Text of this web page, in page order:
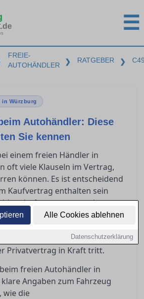
Alle Cookies ablehnen
Datenschutzerklärung
.de ☰
FREIE-
AUTOHÄNDLER
❯ RATGEBER ❯
in Würzburg
Autohändler: Diese
Sie kennen
einem freien Händler in
oft viele Klauseln im Vertrag,
können. Es ist entscheidend
Kaufvertrag enthalten sein
darf, um unangenehme
zu vermeiden. Dieser Artikel gibt
was der
bedeutet und wann
Privatvertrag in Kraft tritt.
freien Autohändler in
Angaben zum Fahrzeug
wie die